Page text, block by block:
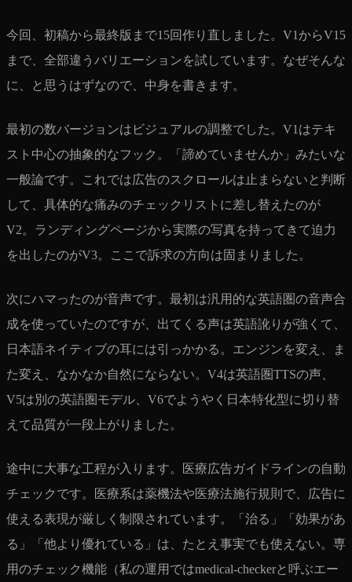
今回、初稿から最終版まで15回作り直しました。V1からV15
まで、全部違うバリエーションを試しています。なぜそんな
に、と思うはずなので、中身を書きます。
最初の数バージョンはビジュアルの調整でした。V1はテキ
スト中心の抽象的なフック。「諦めていませんか」みたいな
一般論です。これでは広告のスクロールは止まらないと判断
して、具体的な痛みのチェックリストに差し替えたのが
V2。ランディングページから実際の写真を持ってきて迫力
を出したのがV3。ここで訴求の方向は固まりました。
次にハマったのが音声です。最初は汎用的な英語圏の音声合
成を使っていたのですが、出てくる声は英語訛りが強くて、
日本語ネイティブの耳には引っかかる。エンジンを変え、ま
た変え、なかなか自然にならない。V4は英語圏TTSの声、
V5は別の英語圏モデル、V6でようやく日本特化型に切り替
えて品質が一段上がりました。
途中に大事な工程が入ります。医療広告ガイドラインの自動
チェックです。医療系は薬機法や医療法施行規則で、広告に
使える表現が厳しく制限されています。「治る」「効果があ
る」「他より優れている」は、たとえ事実でも使えない。専
用のチェック機能（私の運用ではmedical-checkerと呼ぶエー